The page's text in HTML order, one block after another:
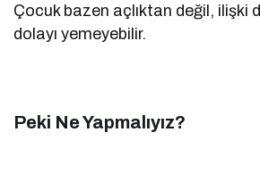
Çocuk bazen açlıktan değil, ilişki
dolayı yemeyebilir.
Peki Ne Yapmalıyız?